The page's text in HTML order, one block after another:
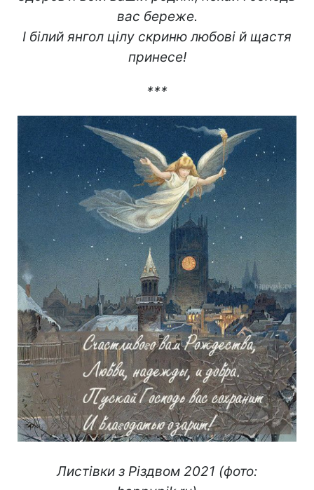
вас береже.
І білий янгол цілу скриню любові й щастя
принесе!
***
Листівки з Різдвом 2021 (фото: